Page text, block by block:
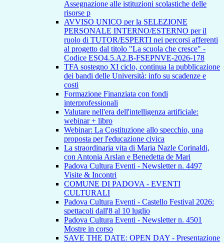
Assegnazione alle istituzioni scolastiche delle
risorse p
AVVISO UNICO per la SELEZIONE
PERSONALE INTERNO/ESTERNO per il
ruolo di TUTOR/ESPERTI nei percorsi afferenti
al progetto dal titolo "La scuola che cresce" -
Codice ESO4.5.A2.B-FSEPNVE-2026-178
TFA sostegno XI ciclo, continua la pubblicazione
dei bandi delle Università: info su scadenze e
costi
Formazione Finanziata con fondi
interprofessionali
Valutare nell'era dell'intelligenza artificiale:
webinar + libro
Webinar: La Costituzione allo specchio, una
proposta per l'educazione civica
La straordinaria vita di Maria Nazle Corinaldi,
con Antonia Arslan e Benedetta de Mari
Padova Cultura Eventi - Newsletter n. 4497
Visite & Incontri
COMUNE DI PADOVA - EVENTI
CULTURALI
Padova Cultura Eventi - Castello Festival 2026:
spettacoli dall'8 al 10 luglio
Padova Cultura Eventi - Newsletter n. 4501
Mostre in corso
SAVE THE DATE: OPEN DAY - Presentazione